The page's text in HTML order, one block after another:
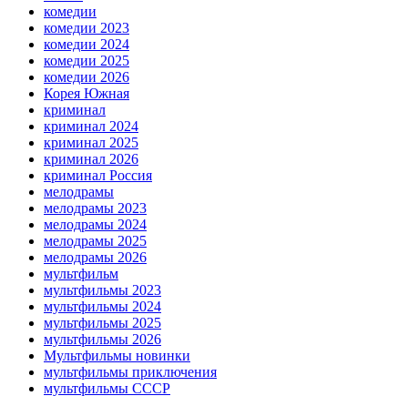
комедии
комедии 2023
комедии 2024
комедии 2025
комедии 2026
Корея Южная
криминал
криминал 2024
криминал 2025
криминал 2026
криминал Россия
мелодрамы
мелодрамы 2023
мелодрамы 2024
мелодрамы 2025
мелодрамы 2026
мультфильм
мультфильмы 2023
мультфильмы 2024
мультфильмы 2025
мультфильмы 2026
Мультфильмы новинки
мультфильмы приключения
мультфильмы СССР